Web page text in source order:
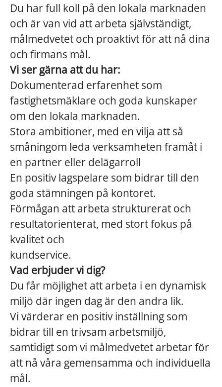
Du har full koll på den lokala marknaden
och är van vid att arbeta självständigt,
målmedvetet och proaktivt för att nå dina
och firmans mål.
Vi ser gärna att du har:
Dokumenterad erfarenhet som
fastighetsmäklare och goda kunskaper
om den lokala marknaden.
Stora ambitioner, med en vilja att så
småningom leda verksamheten framåt i
en partner eller delägarroll
En positiv lagspelare som bidrar till den
goda stämningen på kontoret.
Förmågan att arbeta strukturerat och
resultatorienterat, med stort fokus på
kvalitet och
kundservice.
Vad erbjuder vi dig?
Du får möjlighet att arbeta i en dynamisk
miljö där ingen dag är den andra lik.
Vi värderar en positiv inställning som
bidrar till en trivsam arbetsmiljö,
samtidigt som vi målmedvetet arbetar för
att nå våra gemensamma och individuella
mål.